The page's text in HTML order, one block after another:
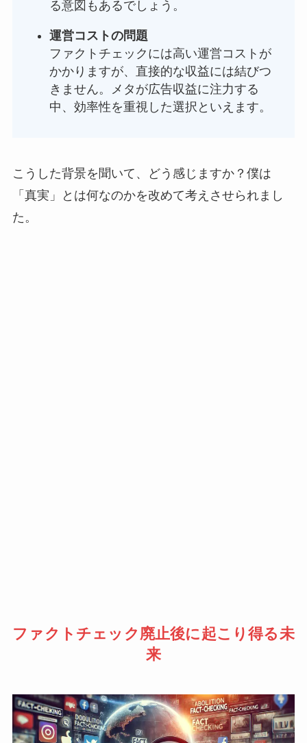
る意図もあるでしょう。
運営コストの問題
ファクトチェックには高い運営コストが
かかりますが、直接的な収益には結びつ
きません。メタが広告収益に注力する
中、効率性を重視した選択といえます。
こうした背景を聞いて、どう感じますか？僕は
「真実」とは何なのかを改めて考えさせられまし
た。
ファクトチェック廃止後に起こり得る未
来